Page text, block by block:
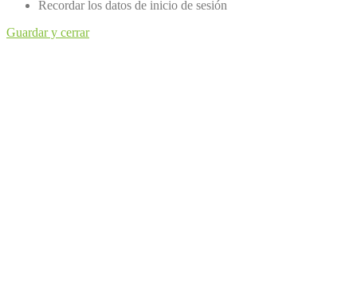
Recordar los datos de inicio de sesión
Guardar y cerrar